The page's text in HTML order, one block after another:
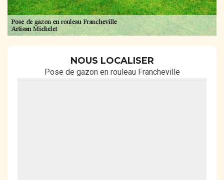
NOUS LOCALISER
Pose de gazon en rouleau Francheville